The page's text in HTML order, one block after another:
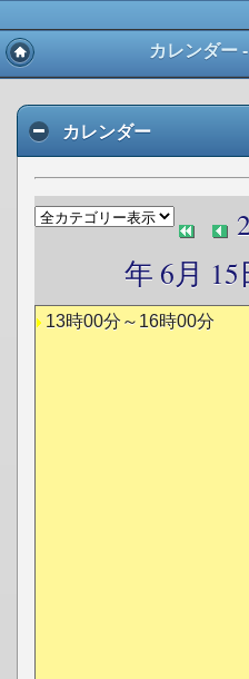
カレンダー
年 6月
13時00分～16時00分